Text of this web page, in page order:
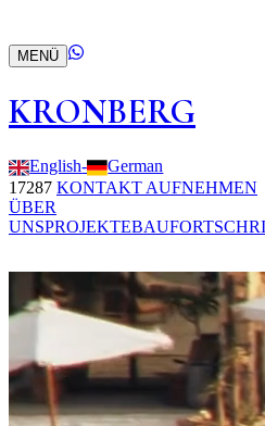
MENÜ
KRONBERG
English-
German
17287 KONTAKT AUFNEHMEN
ÜBER
UNSPROJEKTE